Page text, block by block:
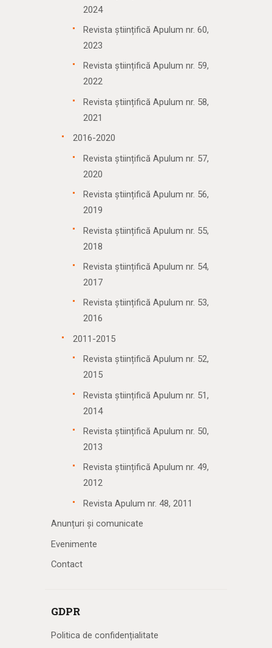
2024
Revista științifică Apulum nr. 60,
2023
Revista științifică Apulum nr. 59,
2022
Revista științifică Apulum nr. 58,
2021
2016-2020
Revista științifică Apulum nr. 57,
2020
Revista științifică Apulum nr. 56,
2019
Revista științifică Apulum nr. 55,
2018
Revista științifică Apulum nr. 54,
2017
Revista științifică Apulum nr. 53,
2016
2011-2015
Revista științifică Apulum nr. 52,
2015
Revista științifică Apulum nr. 51,
2014
Revista științifică Apulum nr. 50,
2013
Revista științifică Apulum nr. 49,
2012
Revista Apulum nr. 48, 2011
Anunțuri și comunicate
Evenimente
Contact
GDPR
Politica de confidențialitate